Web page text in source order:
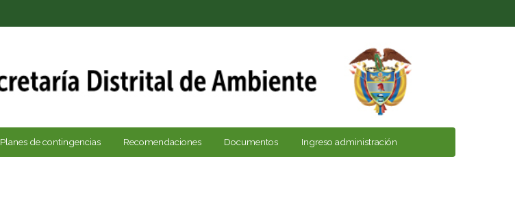
Planes de contingencias Recomendaciones Documentos Ingreso administración